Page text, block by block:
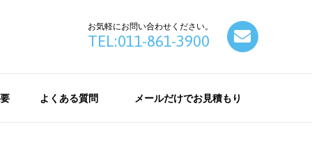
お気軽にお問い合わせください。
TEL:011-861-3900
よくある質問 メールだけでお見積もり